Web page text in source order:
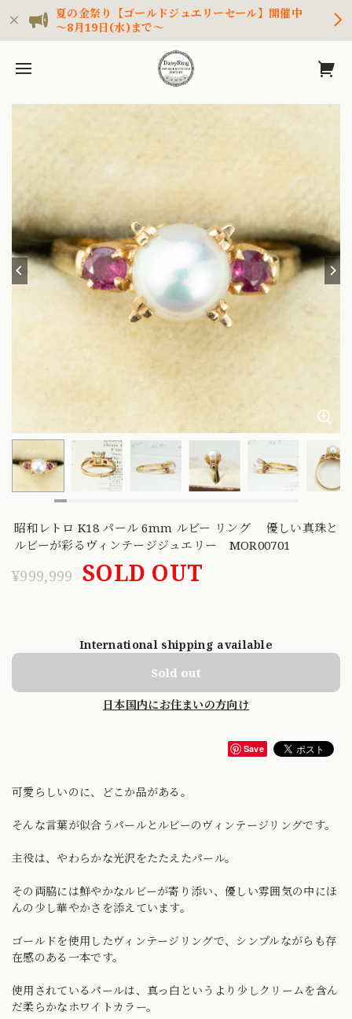
夏の金祭り【ゴールドジュエリーセール】開催中
～8月19日(水)まで～
昭和レトロ K18 パール 6mm ルビー リング 優しい真珠と
ルビーが彩るヴィンテージジュエリー MOR00701
¥999,999 SOLD OUT
International shipping available
Sold out
日本国内にお住まいの方向け
Save
可愛らしいのに、どこか品がある。
そんな言葉が似合うパールとルビーのヴィンテージリングです。
主役は、やわらかな光沢をたたえたパール。
その両脇には鮮やかなルビーが寄り添い、優しい雰囲気の中にほ
んの少し華やかさを添えています。
ゴールドを使用したヴィンテージリングで、シンプルながらも存
在感のある一本です。
使用されているパールは、真っ白というより少しクリームを含ん
だ柔らかなホワイトカラー。